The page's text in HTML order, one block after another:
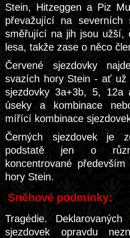
Stein, Hitzeggen a Piz
převažující na severních
směřující na jih jsou užší,
lesa, takže zase o něco
Červené sjezdovky
svazích hory Stein - ať už
sjezdovky 3a+3b, 5,
úseky a kombinace
mířící kombinace
Černých sjezdovek je
podstatě jen o
koncentrované
hory Stein.
Sněhové podmínky:
Tragédie.
sjezdovek opravdu